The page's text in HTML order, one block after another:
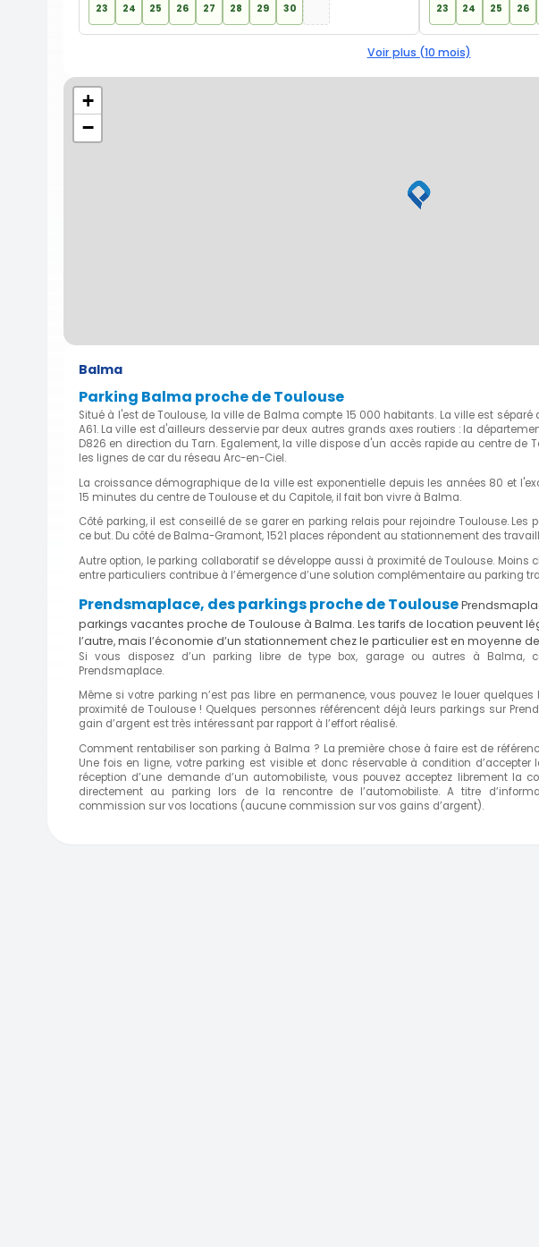
23 24 25 26 27 28 29 30 23 24 25 26
Voir plus (10 mois)
+
−
Balma
Parking Balma proche de Toulouse
Situé à l'est de Toulouse, la ville de Balma compte 15 000 habitants. La ville est
A61. La ville est d'ailleurs desservie par deux autres grands axes routiers : la
D826 en direction du Tarn. Egalement, la ville dispose d'un accès rapide au centre de
les lignes de car du réseau Arc-en-Ciel.
La croissance démographique de la ville est exponentielle depuis les années 80 et
15 minutes du centre de Toulouse et du Capitole, il fait bon vivre à Balma.
Côté parking, il est conseillé de se garer en parking relais pour rejoindre Toulouse.
ce but. Du côté de Balma-Gramont, 1521 places répondent au stationnement des
Autre option, le parking collaboratif se développe aussi à proximité de Toulouse. Moins
entre particuliers contribue à l’émergence d’une solution complémentaire au parking
Prendsmaplace, des parkings proche de Toulouse
parkings vacantes proche de Toulouse à Balma. Les tarifs de location peuvent
l’autre, mais l’économie d’un stationnement chez le particulier est en moyenne
Si vous disposez d’un parking libre de type box, garage ou autres à Balma,
Prendsmaplace.
Même si votre parking n’est pas libre en permanence, vous pouvez le louer
proximité de Toulouse ! Quelques personnes référencent déjà leurs parkings sur
gain d’argent est très intéressant par rapport à l’effort réalisé.
Comment rentabiliser son parking à Balma ? La première chose à faire est de
Une fois en ligne, votre parking est visible et donc réservable à condition
réception d’une demande d’un automobiliste, vous pouvez acceptez librement la
directement au parking lors de la rencontre de l’automobiliste. A titre
commission sur vos locations (aucune commission sur vos gains d’argent).